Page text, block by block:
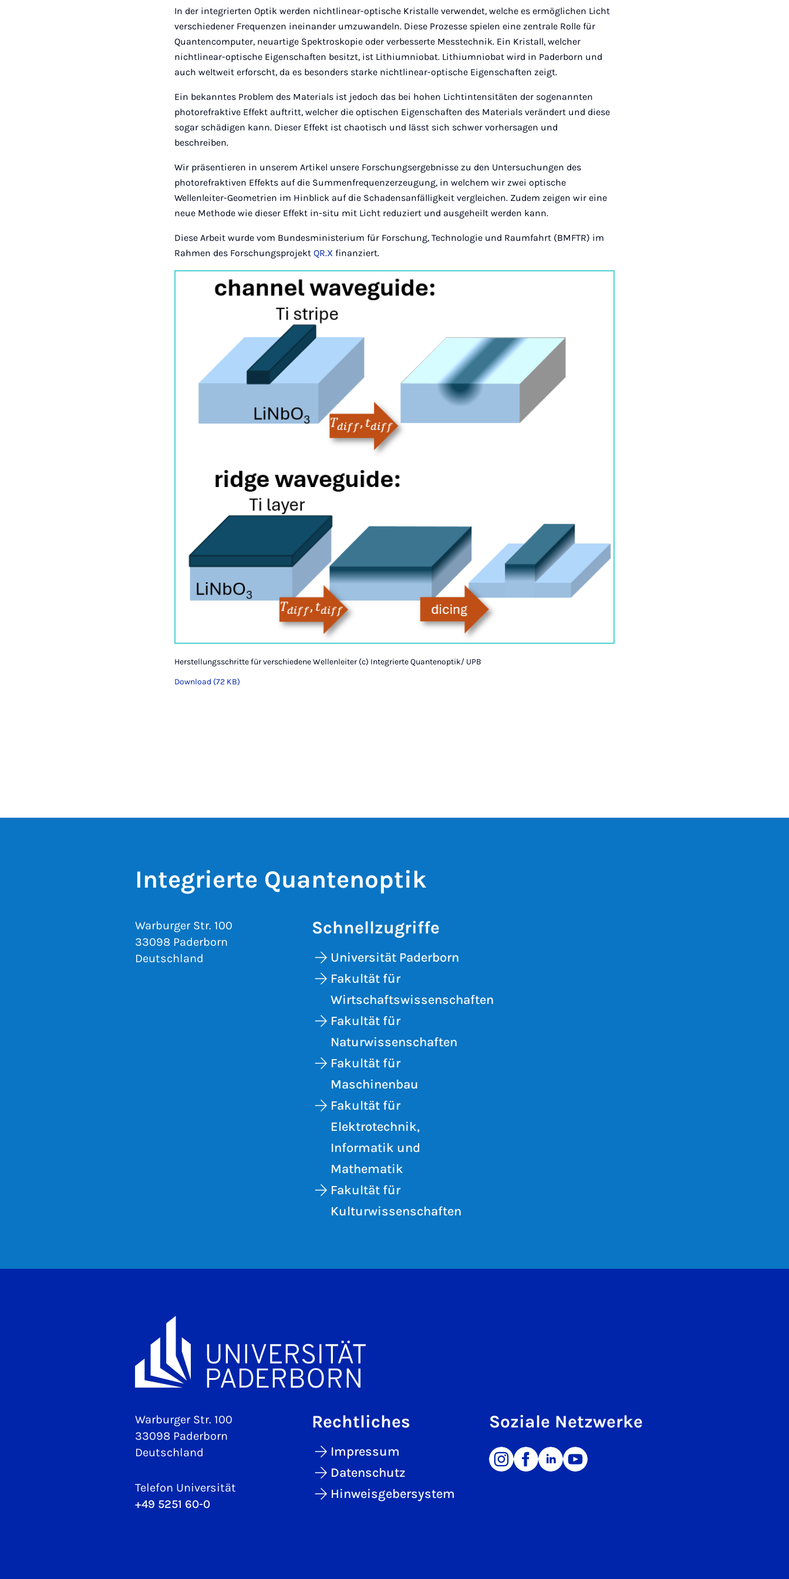
In der integrierten Optik werden nichtlinear-optische Kristalle verwendet, welche es ermöglichen Licht
verschiedener Frequenzen ineinander umzuwandeln. Diese Prozesse spielen eine zentrale Rolle für
Quantencomputer, neuartige Spektroskopie oder verbesserte Messtechnik. Ein Kristall, welcher
nichtlinear-optische Eigenschaften besitzt, ist Lithiumniobat. Lithiumniobat wird in Paderborn und
auch weltweit erforscht, da es besonders starke nichtlinear-optische Eigenschaften zeigt.
Ein bekanntes Problem des Materials ist jedoch das bei hohen Lichtintensitäten der sogenannten
photorefraktive Effekt auftritt, welcher die optischen Eigenschaften des Materials verändert und diese
sogar schädigen kann. Dieser Effekt ist chaotisch und lässt sich schwer vorhersagen und
beschreiben.
Wir präsentieren in unserem Artikel unsere Forschungsergebnisse zu den Untersuchungen des
photorefraktiven Effekts auf die Summenfrequenzerzeugung, in welchem wir zwei optische
Wellenleiter-Geometrien im Hinblick auf die Schadensanfälligkeit vergleichen. Zudem zeigen wir eine
neue Methode wie dieser Effekt in-situ mit Licht reduziert und ausgeheilt werden kann.
Diese Arbeit wurde vom Bundesministerium für Forschung, Technologie und Raumfahrt (BMFTR) im
Rahmen des ForschungsprojektQR.X finanziert.
Herstellungsschritte für verschiedene Wellenleiter (c) Integrierte Quantenoptik/ UPB
Download (72 KB)
Integrierte Quantenoptik
Warburger Str. 100
33098 Paderborn
Deutschland
Schnellzugriffe
Universität Paderborn
Fakultät für
Wirtschaftswissenschaften
Fakultät für
Naturwissenschaften
Fakultät für
Maschinenbau
Fakultät für
Elektrotechnik,
Informatik und
Mathematik
Fakultät für
Kulturwissenschaften
Warburger Str. 100
33098 Paderborn
Deutschland
Telefon Universität
+49 5251 60-0
Rechtliches
Impressum
Datenschutz
Hinweisgebersystem
Soziale Netzwerke